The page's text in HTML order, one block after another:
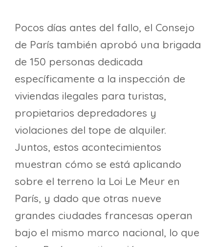
Pocos días antes del fallo, el Consejo
de París también aprobó una brigada
de 150 personas dedicada
específicamente a la inspección de
viviendas ilegales para turistas,
propietarios depredadores y
violaciones del tope de alquiler.
Juntos, estos acontecimientos
muestran cómo se está aplicando
sobre el terreno la Loi Le Meur en
París, y dado que otras nueve
grandes ciudades francesas operan
bajo el mismo marco nacional, lo que